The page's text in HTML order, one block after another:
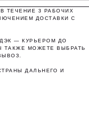
ТЕЧЕНИЕ 3 РАБОЧИХ
ДОСТАВКИ С
— КУРЬЕРОМ ДО
ТАКЖЕ МОЖЕТЕ ВЫБРАТЬ
ДАЛЬНЕГО И
картой